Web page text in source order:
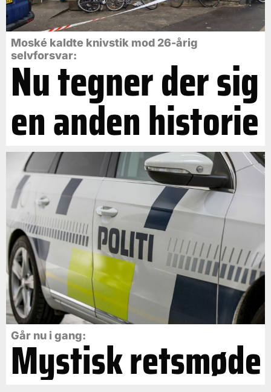
Moské kaldte knivstik mod 26-årig
selvforsvar:
Nu tegner der sig
en anden historie
Går nu i gang:
Mystisk retsmøde